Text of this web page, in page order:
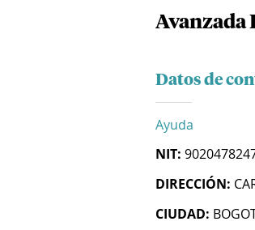
Avanzada
Datos de
Ayuda
NIT:
DIRECCIÓN:
CIUDAD: